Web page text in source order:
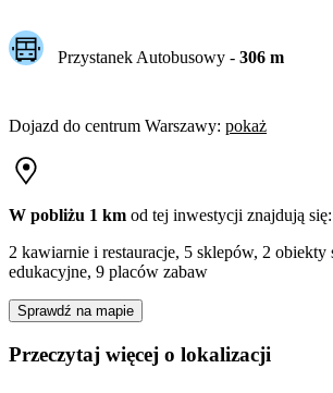
Przystanek Autobusowy - 306m
Dojazd do centrum Warszawy: pokaż
W pobliżu 1 km od tej inwestycji znajdują się:
2 kawiarnie i restauracje, 5 sklepów, 2
edukacyjne, 9 placów zabaw
Sprawdź na mapie
Przeczytaj więcej o lokalizacji